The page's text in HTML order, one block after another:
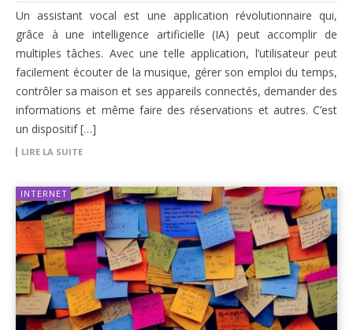
Un assistant vocal est une application révolutionnaire qui,
grâce à une intelligence artificielle (IA) peut accomplir de
multiples tâches. Avec une telle application, l’utilisateur peut
facilement écouter de la musique, gérer son emploi du temps,
contrôler sa maison et ses appareils connectés, demander des
informations et même faire des réservations et autres. C’est
un dispositif […]
LIRE LA SUITE
INTERNET